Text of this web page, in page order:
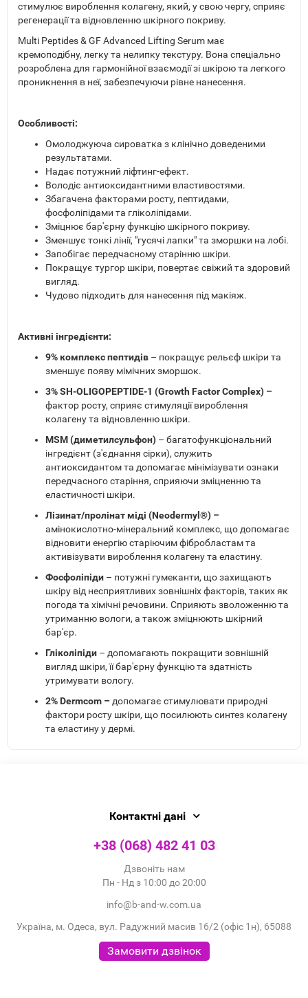
стимулює вироблення колагену, який, у свою чергу, сприяє
регенерації та відновленню шкірного покриву.
Multi Peptides & GF Advanced Lifting Serum має
кремоподібну, легку та нелипку текстуру. Вона спеціально
розроблена для гармонійної взаємодії зі шкірою та легкого
проникнення в неї, забезпечуючи рівне нанесення.
Особливості:
Омолоджуюча сироватка з клінічно доведеними
результатами.
Надає потужний ліфтинг-ефект.
Володіє антиоксидантними властивостями.
Збагачена факторами росту, пептидами,
фосфоліпідами та гліколіпідами.
Зміцнює бар'єрну функцію шкірного покриву.
Зменшує тонкі лінії, "гусячі лапки" та зморшки на лобі.
Запобігає передчасному старінню шкіри.
Покращує тургор шкіри, повертає свіжий та здоровий
вигляд.
Чудово підходить для нанесення під макіяж.
Активні інгредієнти:
9% комплекс пептидів – покращує рельєф шкіри та
зменшує появу мімічних зморшок.
3% SH-OLIGOPEPTIDE-1 (Growth Factor Complex) –
фактор росту, сприяє стимуляції вироблення
колагену та відновленню шкіри.
MSM (диметилсульфон) – багатофункціональний
інгредієнт (з'єднання сірки), служить
антиоксидантом та допомагає мінімізувати ознаки
передчасного старіння, сприяючи зміцненню та
еластичності шкіри.
Лізинат/пролінат міді (Neodermyl®) –
амінокислотно-мінеральний комплекс, що допомагає
відновити енергію старіючим фібробластам та
активізувати вироблення колагену та еластину.
Фосфоліпіди – потужні гумеканти, що захищають
шкіру від несприятливих зовнішніх факторів, таких як
погода та хімічні речовини. Сприяють зволоженню та
утриманню вологи, а також зміцнюють шкірний
бар'єр.
Гліколіпіди – допомагають покращити зовнішній
вигляд шкіри, її бар'єрну функцію та здатність
утримувати вологу.
2% Dermcom – допомагає стимулювати природні
фактори росту шкіри, що посилюють синтез колагену
та еластину у дермі.
Контактні дані
+38 (068) 482 41 03
Дзвоніть нам
Пн - Нд з 10:00 до 20:00
info@b-and-w.com.ua
Україна, м. Одеса, вул. Радужний масив 16/2 (офіс 1н), 65088
Замовити дзвінок